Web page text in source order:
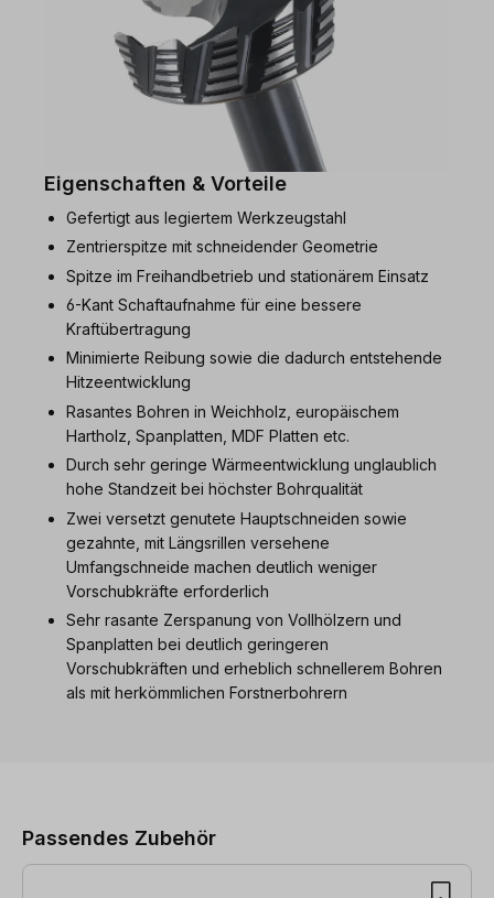
Eigenschaften & Vorteile
Gefertigt aus legiertem Werkzeugstahl
Zentrierspitze mit schneidender Geometrie
Spitze im Freihandbetrieb und stationärem Einsatz
6-Kant Schaftaufnahme für eine bessere
Kraftübertragung
Minimierte Reibung sowie die dadurch entstehende
Hitzeentwicklung
Rasantes Bohren in Weichholz, europäischem
Hartholz, Spanplatten, MDF Platten etc.
Durch sehr geringe Wärmeentwicklung unglaublich
hohe Standzeit bei höchster Bohrqualität
Zwei versetzt genutete Hauptschneiden sowie
gezahnte, mit Längsrillen versehene
Umfangschneide machen deutlich weniger
Vorschubkräfte erforderlich
Sehr rasante Zerspanung von Vollhölzern und
Spanplatten bei deutlich geringeren
Vorschubkräften und erheblich schnellerem Bohren
als mit herkömmlichen Forstnerbohrern
Passendes Zubehör